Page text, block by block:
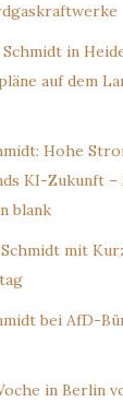
Schmidt in
auf dem
Hohe
KI-Zukunft –
blank
Schmidt mit
bei AfD-
in Berlin